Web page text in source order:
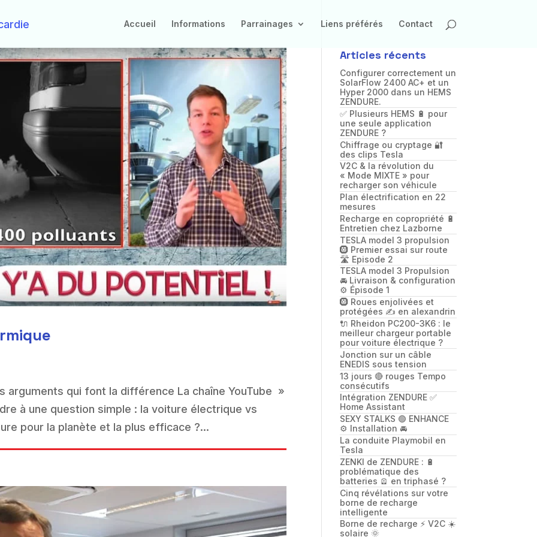
Accueil Informations Parrainages Liens préférés Contact
arguments qui font la différence La chaîne YouTube »
à une question simple : la voiture électrique vs
pour la planète et la plus efficace ?...
Articles récents
Configurer correctement un
SolarFlow 2400 AC+ et un
Hyper 2000 dans un HEMS
ZENDURE.
✅ Plusieurs HEMS 🔋 pour
une seule application
ZENDURE ?
Chiffrage ou cryptage 🔐
des clips Tesla
V2C & la révolution du
« Mode MIXTE » pour
recharger son véhicule
Plan électrification en 22
mesures
Recharge en copropriété 🔋
Entretien chez Lazborne
TESLA model 3 propulsion
🛞 Premier essai sur route
🛣️ Episode 2
TESLA model 3 Propulsion
🚘 Livraison & configuration
⚙️ Épisode 1
🛞 Roues enjolivées et
protégées ✍️ en alexandrin
🔌 Rheidon PC200-3K6 : le
meilleur chargeur portable
pour voiture électrique ?
Jonction sur un câble
ENEDIS sous tension
13 jours 🔴 rouges Tempo
consécutifs
Intégration ZENDURE ✅
Home Assistant
SEXY STALKS 🟢 ENHANCE
⚙️ Installation 🚘
La conduite Playmobil en
Tesla
ZENKI de ZENDURE : 🔋
problématique des
batteries 🪫 en triphasé ?
Cinq révélations sur votre
borne de recharge
intelligente
Borne de recharge ⚡️ V2C ☀️
solaire 🌞